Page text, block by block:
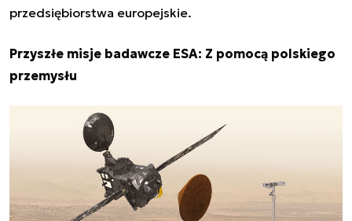
przedsiębiorstwa europejskie.
Przyszłe misje badawcze ESA: Z pomocą polskiego
przemysłu